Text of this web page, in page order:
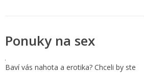
Ponuky na sex
Baví vás nahota a erotika? Chceli by ste